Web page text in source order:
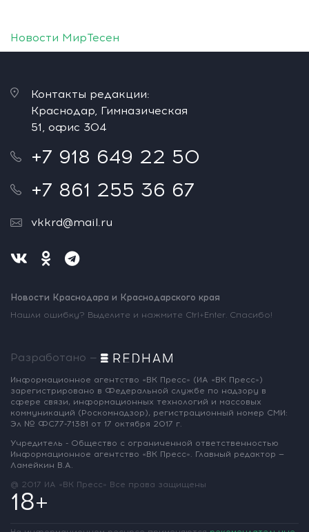
Новости МирТесен
Контакты редакции:
Краснодар, Гимназическая
51, офис 304
+7 918 649 22 50
+7 861 255 36 67
vkkrd@mail.ru
Новости Краснодара и Краснодарского края
Нашли ошибку? Выделите и нажмите Ctrl+Enter. Спасибо!
Разработано —
Информационное агентство «ВК Пресс» (ИА «ВК Пресс»)
зарегистрировано в Федеральной службе по надзору в
сфере связи, информационных технологий и массовых
коммуникаций (Роскомнадзор), регистрационный номер СМИ:
Эл № ФС77-71381 от 17 октября 2017 г.
Учредитель - Общество с ограниченной ответственностью
Информационное агентство «ВК Пресс». Главный редактор —
Ламейкин В.А.
@ 2017 ИА «ВК Пресс» Все права защищены
18+